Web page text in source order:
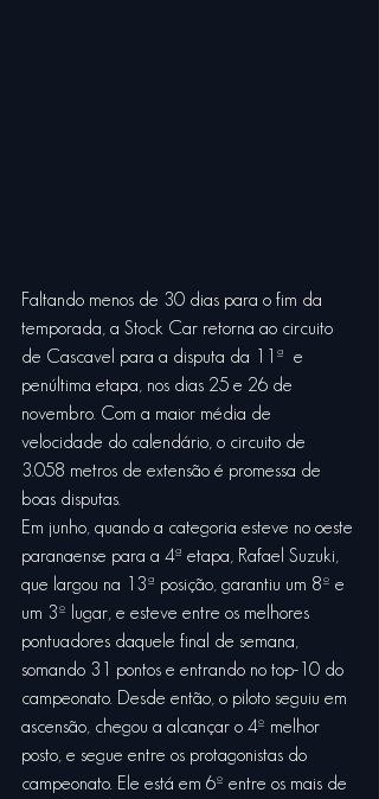
Faltando menos de 30 dias para o fim da
temporada, a Stock Car retorna ao circuito
de Cascavel para a disputa da 11ª  e
penúltima etapa, nos dias 25 e 26 de
novembro. Com a maior média de
velocidade do calendário, o circuito de
3.058 metros de extensão é promessa de
boas disputas.
Em junho, quando a categoria esteve no oeste
paranaense para a 4ª etapa, Rafael Suzuki,
que largou na 13ª posição, garantiu um 8º e
um 3º lugar, e esteve entre os melhores
pontuadores daquele final de semana,
somando 31 pontos e entrando no top-10 do
campeonato. Desde então, o piloto seguiu em
ascensão, chegou a alcançar o 4º melhor
posto, e segue entre os protagonistas do
campeonato. Ele está em 6º entre os mais de